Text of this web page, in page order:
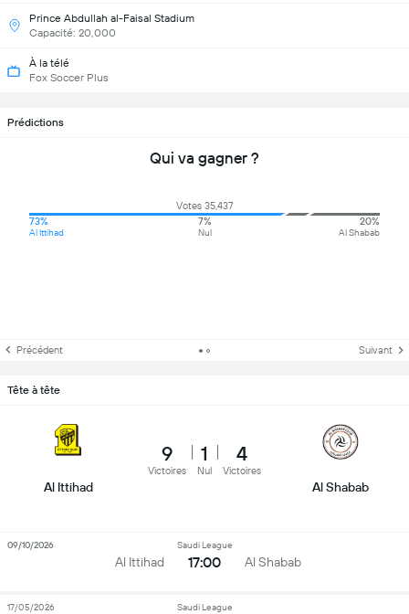
Prince Abdullah al-Faisal Stadium
Capacité: 20,000
À la télé
Fox Soccer Plus
Prédictions
Qui va gagner ?
Votes 35,437
73%
Al Ittihad
7%
Nul
20%
Al Shabab
Précédent Suivant
Tête à tête
Al Ittihad
9
Victoires
1
Nul
4
Victoires
Al Shabab
Al Ittihad
Saudi League
17:00 Al Shabab
09/10/2026
Saudi League
17/05/2026